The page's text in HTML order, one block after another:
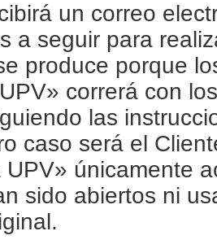
un correo
a seguir para
produce porque
correrá con
las
caso será el
UPV» únicamente
sido abiertos ni